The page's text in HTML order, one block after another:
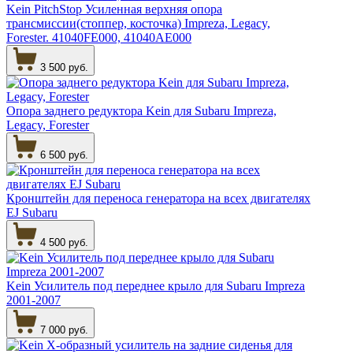
Kein PitchStop Усиленная верхняя опора
трансмиссии(стоппер, косточка) Impreza, Legacy,
Forester. 41040FE000, 41040AE000
3 500 руб.
Опора заднего редуктора Kein для Subaru Impreza,
Legacy, Forester
6 500 руб.
Кронштейн для переноса генератора на всех двигателях
EJ Subaru
4 500 руб.
Kein Усилитель под переднее крыло для Subaru Impreza
2001-2007
7 000 руб.